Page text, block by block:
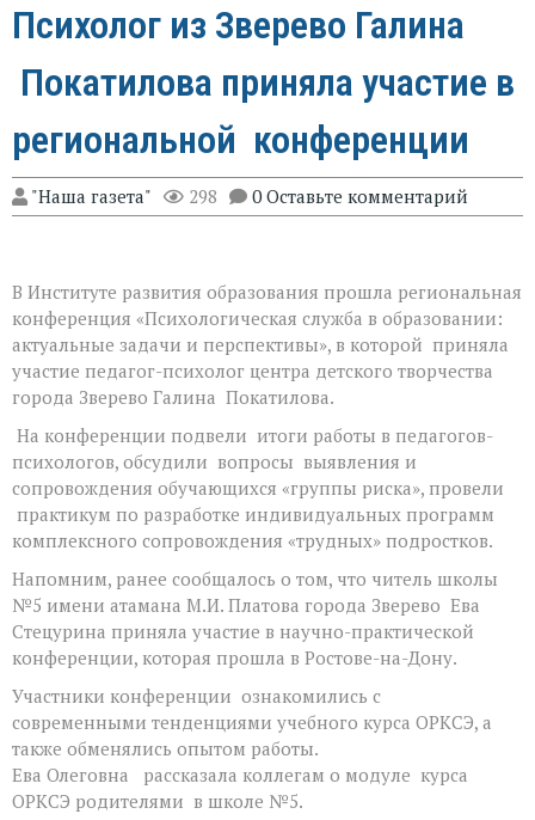
Психолог из Зверево Галина
Покатилова приняла участие в
региональной конференции
"Наша газета" 298 0 Оставьте комментарий
В Институте развития образования прошла региональная
конференция «Психологическая служба в образовании:
актуальные задачи и перспективы», в которой приняла
участие педагог-психолог центра детского творчества
города Зверево Галина Покатилова.
На конференции подвели итоги работы в педагогов-
психологов, обсудили вопросы выявления и
сопровождения обучающихся «группы риска», провели
практикум по разработке индивидуальных программ
комплексного сопровождения «трудных» подростков.
Напомним, ранее сообщалось о том, что читель школы
№5 имени атамана М.И. Платова города Зверево Ева
Стецурина приняла участие в научно-практической
конференции, которая прошла в Ростове-на-Дону.
Участники конференции ознакомились с
современными тенденциями учебного курса ОРКСЭ, а
также обменялись опытом работы.
Ева Олеговна рассказала коллегам о модуле курса
ОРКСЭ родителями в школе №5.